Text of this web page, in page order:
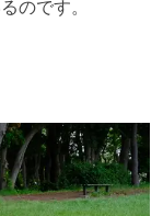
のです。